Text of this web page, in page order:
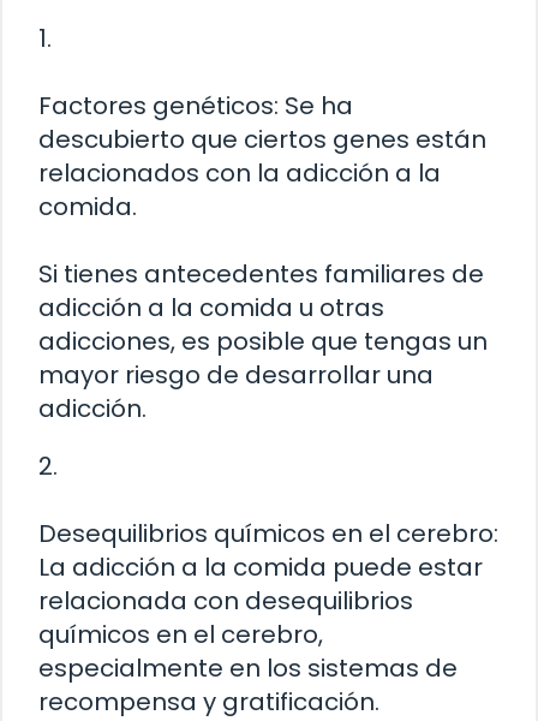
1.
Factores genéticos: Se ha
descubierto que ciertos genes están
relacionados con la adicción a la
comida.
Si tienes antecedentes familiares de
adicción a la comida u otras
adicciones, es posible que tengas un
mayor riesgo de desarrollar una
adicción.
2.
Desequilibrios químicos en el cerebro:
La adicción a la comida puede estar
relacionada con desequilibrios
químicos en el cerebro,
especialmente en los sistemas de
recompensa y gratificación.